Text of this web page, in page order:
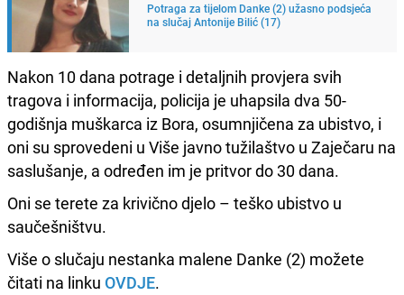
Potraga za tijelom Danke (2) užasno podsjeća
na slučaj Antonije Bilić (17)
Nakon 10 dana potrage i detaljnih provjera svih
tragova i informacija, policija je uhapsila dva 50-
godišnja muškarca iz Bora, osumnjičena za ubistvo, i
oni su sprovedeni u Više javno tužilaštvo u Zaječaru na
saslušanje, a određen im je pritvor do 30 dana.
Oni se terete za krivično djelo – teško ubistvo u
saučešništvu.
Više o slučaju nestanka malene Danke (2) možete
čitati na linku OVDJE.